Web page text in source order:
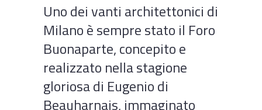
Uno dei vanti architettonici di
Milano è sempre stato il Foro
Buonaparte, concepito e
realizzato nella stagione
gloriosa di Eugenio di
Beauharnais, immaginato